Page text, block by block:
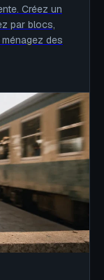
Créez un
par blocs,
des